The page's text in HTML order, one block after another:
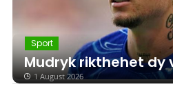
Sport
Mudryk rikthehet dy
1 August 2026